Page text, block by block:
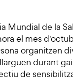
Mundial de la
el mes
organitzen
durant
de